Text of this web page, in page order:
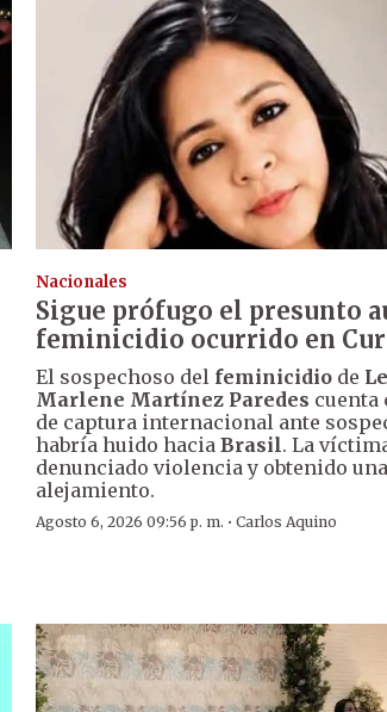
Nacionales
Sigue prófugo el presunto
feminicidio ocurrido en
El sospechoso del feminicidiode
Marlene Martínez Paredes cuenta
de captura internacional ante
habría huido hacia Brasil. La
denunciado violencia y obtenido
alejamiento.
Agosto 6, 2026 09:56 p. m. · Carlos Aquino